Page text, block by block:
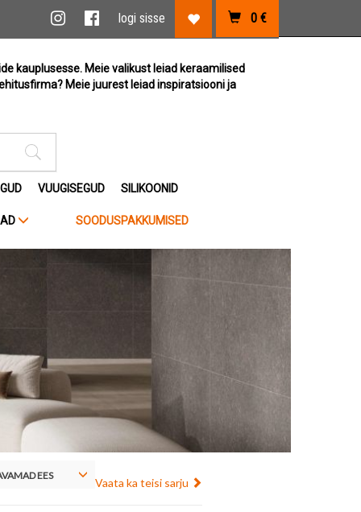
0 €
Lemmikute link
logi sisse
Facebook link
Instagram link
kauplusesse. Meie valikust leiad keraamilised
Meie juurest leiad inspiratsiooni ja
VUUGISEGUD SILIKOONID
SOODUSPAKKUMISED
Vaata ka teisi sarju
EES